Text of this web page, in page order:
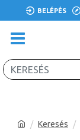
BELÉPÉS
Keresés